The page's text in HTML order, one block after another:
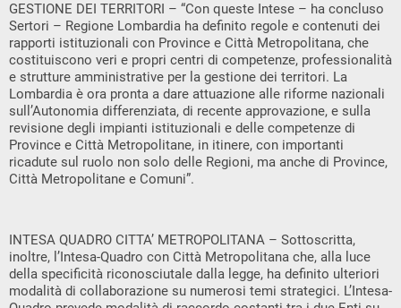
GESTIONE DEI TERRITORI – “Con queste Intese – ha concluso
Sertori – Regione Lombardia ha definito regole e contenuti dei
rapporti istituzionali con Province e Città Metropolitana, che
costituiscono veri e propri centri di competenze, professionalità
e strutture amministrative per la gestione dei territori. La
Lombardia è ora pronta a dare attuazione alle riforme nazionali
sull’Autonomia differenziata, di recente approvazione, e sulla
revisione degli impianti istituzionali e delle competenze di
Province e Città Metropolitane, in itinere, con importanti
ricadute sul ruolo non solo delle Regioni, ma anche di Province,
Città Metropolitane e Comuni”.
INTESA QUADRO CITTA’ METROPOLITANA – Sottoscritta,
inoltre, l’Intesa-Quadro con Città Metropolitana che, alla luce
della specificità riconosciutale dalla legge, ha definito ulteriori
modalità di collaborazione su numerosi temi strategici. L’Intesa-